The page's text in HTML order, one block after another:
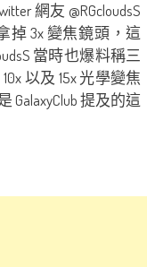
網友 @RGcloudsS
掉 3x 變焦鏡頭，這
當時也爆料稱三
以及 15x 光學變焦
提及的這